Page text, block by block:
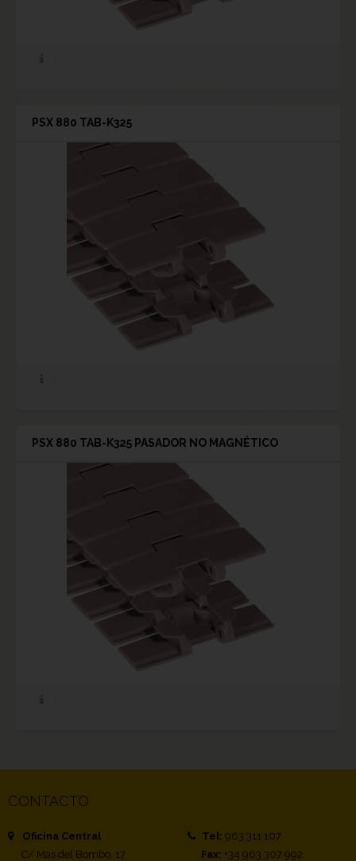
PSX 880 TAB-K325
PSX 880 TAB-K325 PASADOR NO MAGNÉTICO
CONTACTO
Oficina Central
C/ Mas del Bombo, 17
Tel: 963 311 107
Fax: +34 963 307 992